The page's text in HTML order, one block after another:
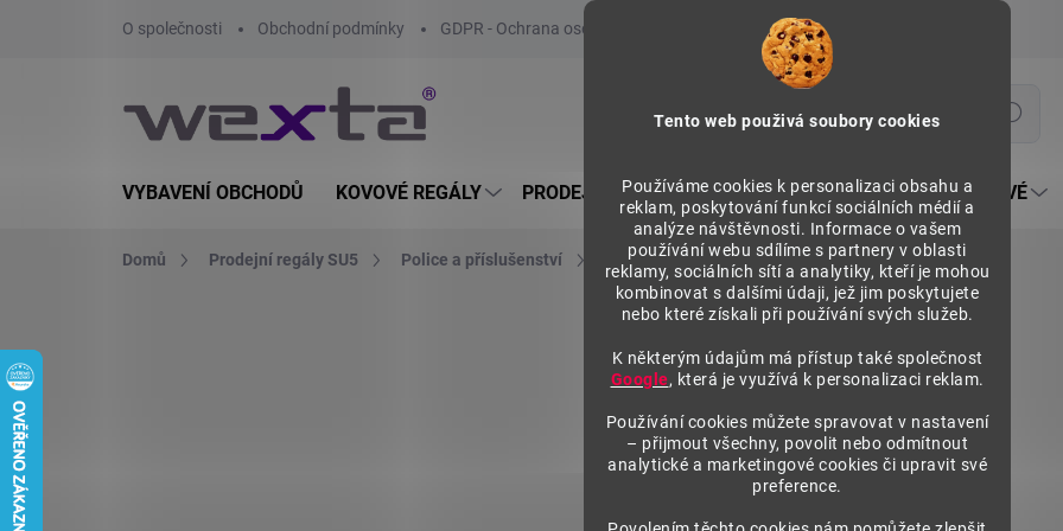
Tento web použivá soubory cookies
Používáme cookies k personalizaci obsahu a
reklam, poskytování funkcí sociálních médií a
analýze návštěvnosti. Informace o vašem
používání webu sdílíme s partnery v oblasti
reklamy, sociálních sítí a analytiky, kteří je mohou
kombinovat s dalšími údaji, jež jim poskytujete
nebo které získali při používání svých služeb.
K některým údajům má přístup také společnost
Google, která je využívá k personalizaci reklam.
Používání cookies můžete spravovat v nastavení
– přijmout všechny, povolit nebo odmítnout
analytické a marketingové cookies či upravit své
preference.
O společnosti Obchodní podmínky GDPR - Ochrana osobních údajů Prohlášení o používání COOKIES
Hledat
VYBAVENÍ OBCHODŮ KOVOVÉ REGÁLY PRODEJNÍ REGÁLY SU5 PULTY PRODEJNÍ SEKTOROVÉ
Domů Prodejní regály SU5 Police a příslušenství Hřebeny